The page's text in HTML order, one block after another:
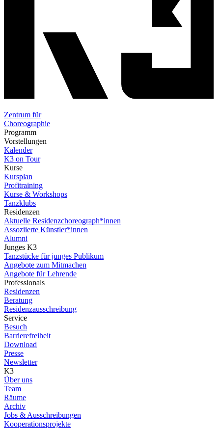
Zentrum für
Choreographie
Programm
Vorstellungen
Kalender
K3 on Tour
Kurse
Kursplan
Profitraining
Kurse & Workshops
Tanzklubs
Residenzen
Aktuelle Residenzchoreograph*innen
Assoziierte Künstler*innen
Alumni
Junges K3
Tanzstücke für junges Publikum
Angebote zum Mitmachen
Angebote für Lehrende
Professionals
Residenzen
Beratung
Residenzausschreibung
Service
Besuch
Barrierefreiheit
Download
Presse
Newsletter
K3
Über uns
Team
Räume
Archiv
Jobs & Ausschreibungen
Kooperationsprojekte